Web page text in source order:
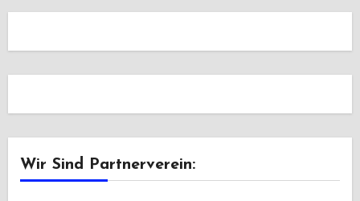
Wir Sind Partnerverein: